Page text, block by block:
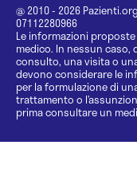
@ 2010 - 2026
07112280966
Le informazioni
medico. In nessun
consulto, una visita o
devono considerare le
per la formulazione di
trattamento o
prima consultare un